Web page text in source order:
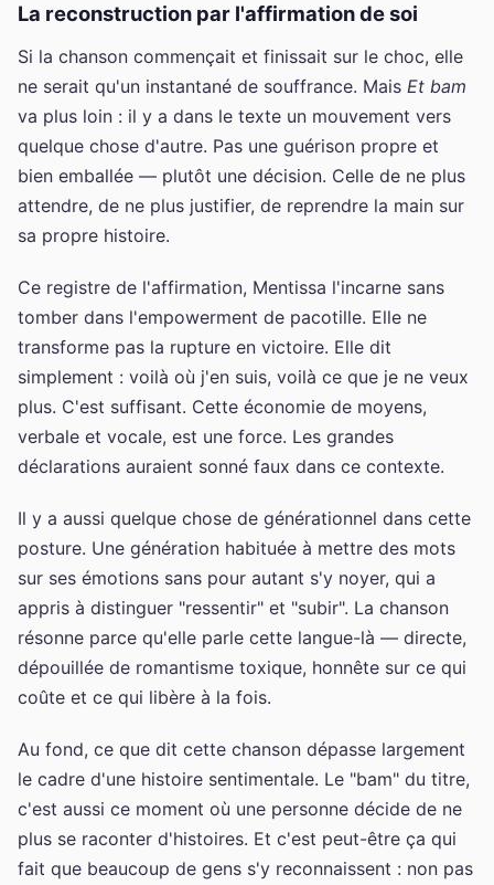
La reconstruction par l'affirmation de soi
Si la chanson commençait et finissait sur le choc, elle
ne serait qu'un instantané de souffrance. Mais Et bam
va plus loin : il y a dans le texte un mouvement vers
quelque chose d'autre. Pas une guérison propre et
bien emballée — plutôt une décision. Celle de ne plus
attendre, de ne plus justifier, de reprendre la main sur
sa propre histoire.
Ce registre de l'affirmation, Mentissa l'incarne sans
tomber dans l'empowerment de pacotille. Elle ne
transforme pas la rupture en victoire. Elle dit
simplement : voilà où j'en suis, voilà ce que je ne veux
plus. C'est suffisant. Cette économie de moyens,
verbale et vocale, est une force. Les grandes
déclarations auraient sonné faux dans ce contexte.
Il y a aussi quelque chose de générationnel dans cette
posture. Une génération habituée à mettre des mots
sur ses émotions sans pour autant s'y noyer, qui a
appris à distinguer "ressentir" et "subir". La chanson
résonne parce qu'elle parle cette langue-là — directe,
dépouillée de romantisme toxique, honnête sur ce qui
coûte et ce qui libère à la fois.
Au fond, ce que dit cette chanson dépasse largement
le cadre d'une histoire sentimentale. Le "bam" du titre,
c'est aussi ce moment où une personne décide de ne
plus se raconter d'histoires. Et c'est peut-être ça qui
fait que beaucoup de gens s'y reconnaissent : non pas